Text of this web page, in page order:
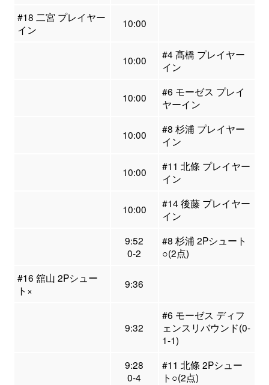
#18 二宮 プレイヤー
イン
10:00
10:00
#4 髙橋 プレイヤー
イン
10:00
#6 モーゼス プレイ
ヤーイン
10:00
#8 杉浦 プレイヤー
イン
10:00
#11 北條 プレイヤー
イン
10:00
#14 後藤 プレイヤー
イン
9:52
0-2
#8 杉浦 2Pシュート
○(2点)
#16 舘山 2Pシュー
ト×
9:36
9:32
#6 モーゼス ディフ
ェンスリバウンド(0-
1-1)
9:28
0-4
#11 北條 2Pシュー
ト○(2点)